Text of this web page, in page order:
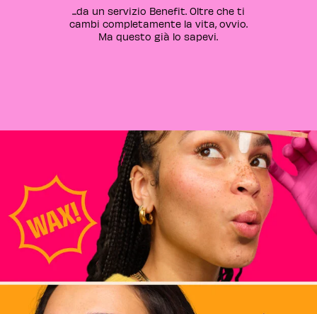
...da un servizio Benefit. Oltre che ti
cambi completamente la vita, ovvio.
Ma questo già lo sapevi.